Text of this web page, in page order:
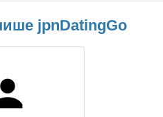
jpnDatingGo